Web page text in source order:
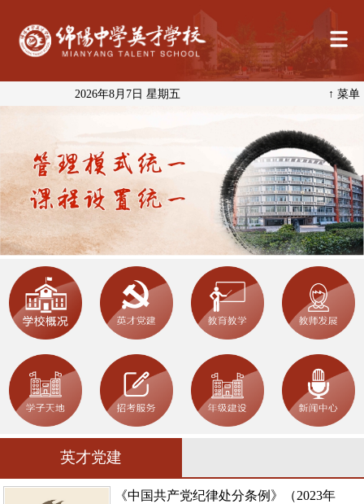
2026年8月7日 星期五 ↑ 菜单
英才党建
《中国共产党纪律处分条例》（2023年